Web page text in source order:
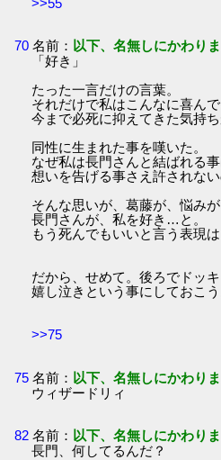
>>55
70 名前： 以下、名無しにかわり
「好き」
たった一言だけの言葉。
それだけで私はこんなに喜んで
今まで必死に抑えてきた気持
同性に生まれた事を嘆いた。
なぜ私は長門さんと結ばれる事
想いを告げる事さえ許されない
そんな思いが、葛藤が、悩み
長門さんが、私を好き…と。
もう死んでもいいと言う表現
だから、せめて。後ろでドッ
嬉し泣きという事にしておこう
>>75
75 名前： 以下、名無しにかわり
ウィザードリィ
82 名前： 以下、名無しにかわり
長門、何してるんだ？